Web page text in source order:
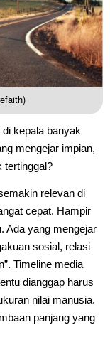
kepala banyak
mengejar impian,
tertinggal?
relevan di
cepat. Hampir
Ada yang mengejar
sosial, relasi
Timeline media
dianggap harus
nilai manusia.
panjang yang